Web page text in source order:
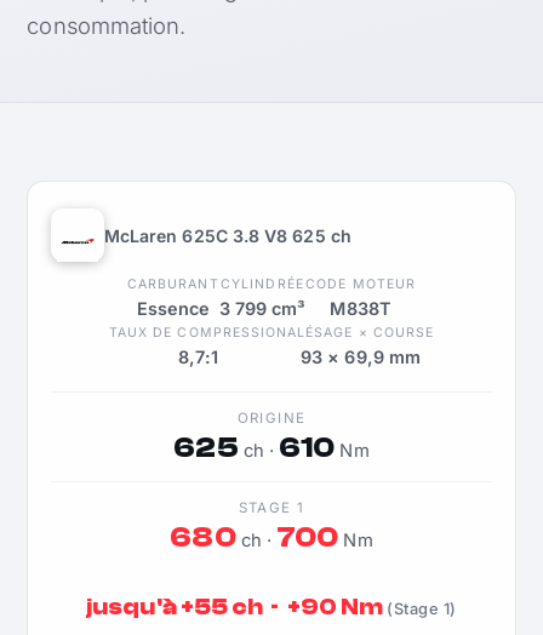
consommation.
McLaren 625C 3.8 V8 625 ch
CARBURANT
Essence
CYLINDRÉE
3 799 cm³
CODE MOTEUR
M838T
TAUX DE COMPRESSION
8,7:1
ALÉSAGE × COURSE
93 × 69,9 mm
ORIGINE
625 ch · 610 Nm
STAGE 1
680ch · 700 Nm
jusqu'à +55 ch · +90 Nm (Stage 1)